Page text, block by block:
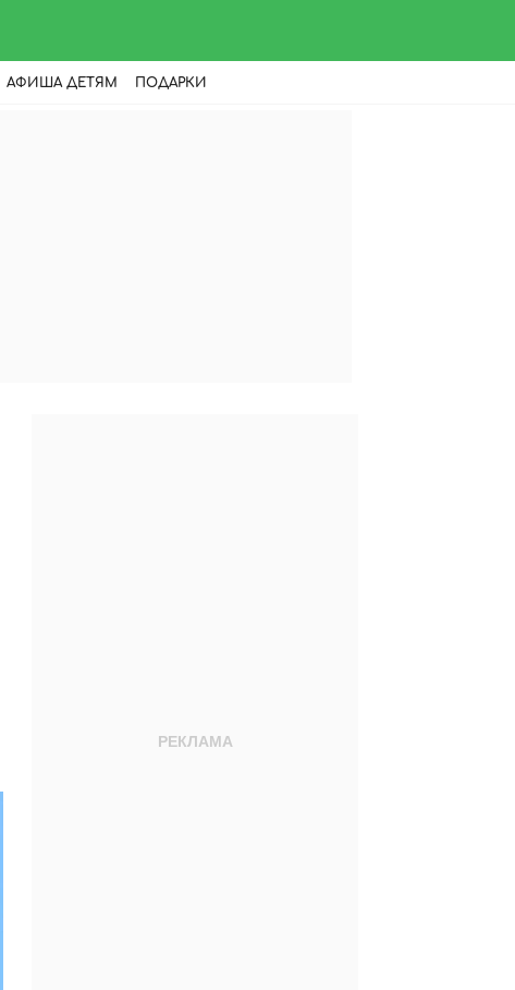
АФИША ДЕТЯМ ПОДАРКИ